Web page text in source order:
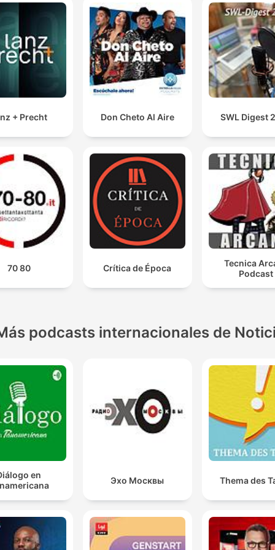
Isso, meus amigos, é a democracia sabor Brasil, a
democracia tropical, né? Não é a democracia de
verdade, porque na democracia de verdade,
vocês que é absurdo. Você pode falar tudo.
00:53:05 · O locutor critica as limitações impostas à
expressão no contexto brasileiro.
É a maior taxa de juros real do planeta Terra, disputa
com a Rússia dedo a dedo
01:16:54 · O apresentador destaca o cenário econômico
do Brasil em comparação com outras nações.
Então, esses 50 bi significa que o governo gasta
do que ele arrecada. É exatamente igual na sua casa.
01:33:39 · O debatedor utiliza uma analogia doméstica para
Marques.
+ Precht Don Cheto Al Aire SWL Digest
70 80 Crítica de Época
Tecnica
Podcast
podcasts internacionales de
en
Эхо Москвы Thema des